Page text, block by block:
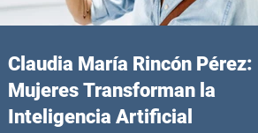
Claudia María Rincón Pérez:
Mujeres Transforman la
Inteligencia Artificial